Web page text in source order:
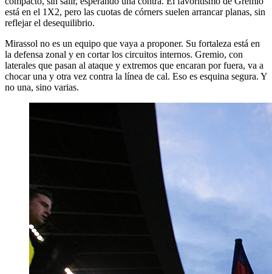
está en el 1X2, pero las cuotas de córners suelen arrancar planas, sin
reflejar el desequilibrio.
Mirassol no es un equipo que vaya a proponer. Su fortaleza está en
la defensa zonal y en cortar los circuitos internos. Gremio, con
laterales que pasan al ataque y extremos que encaran por fuera, va a
chocar una y otra vez contra la línea de cal. Eso es esquina segura. Y
no una, sino varias.